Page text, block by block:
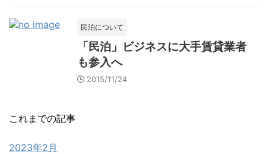
民泊について
「民泊」ビジネスに大手賃貸業者
も参入へ
2015/11/24
これまでの記事
2023年2月